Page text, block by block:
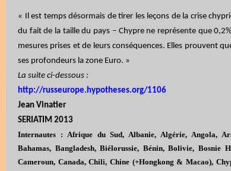
« Il est temps désormais de tirer les leçons de la crise
du fait de la taille du pays – Chypre ne représente que
mesures prises et de leurs conséquences. Elles prouvent
ses profondeurs la zone Euro. »
La suite ci-dessous :
http://russeurope.hypotheses.org/1106
Jean Vinatier
SERIATIM 2013
Internautes : Afrique du Sud, Albanie, Algérie, Angola,
Bahamas, Bangladesh, Biélorussie, Bénin, Bolivie, Bosnie
Cameroun, Canada, Chili, Chine (+Hongkong & Macao),